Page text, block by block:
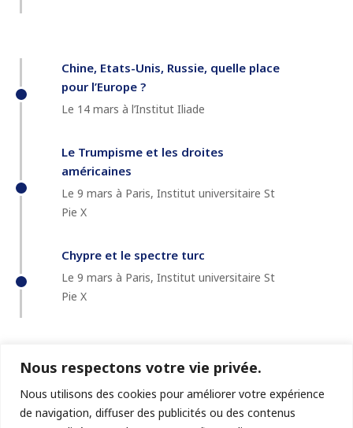
Nous respectons votre vie privée.
Nous utilisons des cookies pour améliorer votre expérience
de navigation, diffuser des publicités ou des contenus
Chine, Etats-Unis, Russie, quelle place
pour l’Europe ?
Le 14 mars à l’Institut Iliade
Le Trumpisme et les droites
américaines
Le 9 mars à Paris, Institut universitaire St
Pie X
Chypre et le spectre turc
Le 9 mars à Paris, Institut universitaire St
Pie X